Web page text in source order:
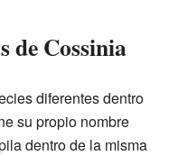
de Cossinia
diferentes dentro
su propio nombre
dentro de la misma